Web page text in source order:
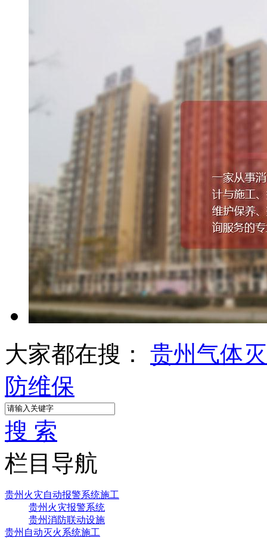
大家都在搜： 贵州气体
防维保
搜 索
栏目导航
贵州火灾自动报警系统施工
贵州火灾报警系统
贵州消防联动设施
贵州自动灭火系统施工